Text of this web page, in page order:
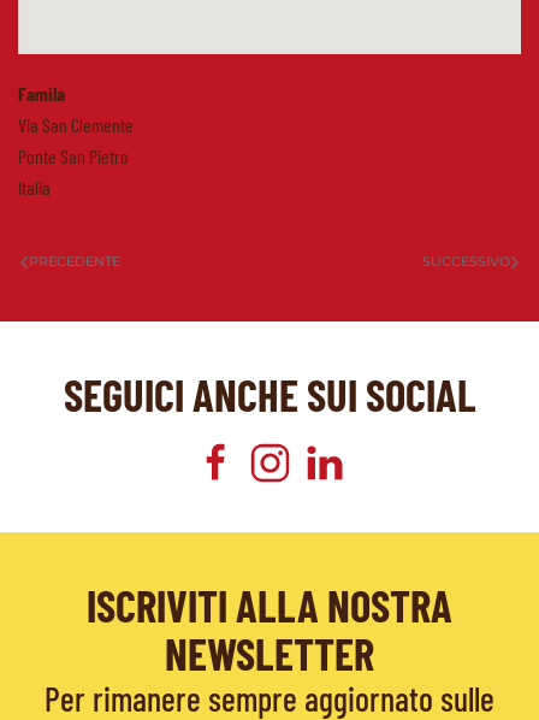
Famila
Via San Clemente
Ponte San Pietro
Italia
PRECEDENTE SUCCESSIVO
SEGUICI ANCHE SUI SOCIAL
ISCRIVITI ALLA NOSTRA
NEWSLETTER
Per rimanere sempre aggiornato sulle